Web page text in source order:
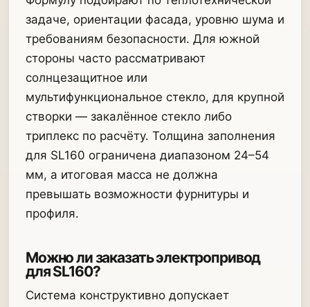
задаче, ориентации фасада, уровню шума и
требованиям безопасности. Для южной
стороны часто рассматривают
солнцезащитное или
мультифункциональное стекло, для крупной
створки — закалённое стекло либо
триплекс по расчёту. Толщина заполнения
для SL160 ограничена диапазоном 24–54
мм, а итоговая масса не должна
превышать возможности фурнитуры и
профиля.
Можно ли заказать электропривод
для SL160?
Система конструктивно допускает